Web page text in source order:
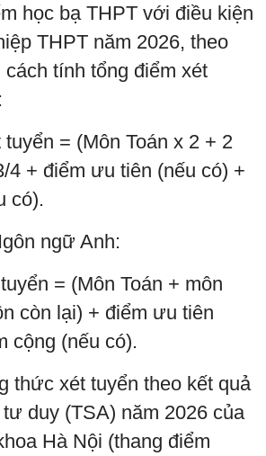
học bạ THPT với điều kiện
THPT năm 2026, theo
tính tổng điểm xét
= (Môn Toán x 2 + 2
4 + điểm ưu tiên (nếu có) +
có).
ngữ Anh:
= (Môn Toán + môn
còn lại) + điểm ưu tiên
cộng (nếu có).
thức xét tuyển theo kết quả
duy (TSA) năm 2026 của
Hà Nội (thang điểm